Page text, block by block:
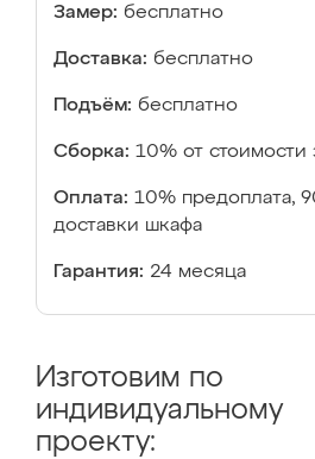
Замер: бесплатно
Доставка: бесплатно
Подъём: бесплатно
Сборка: 10% от стоимости
Оплата: 10% предоплата,
доставки шкафа
Гарантия: 24 месяца
Изготовим по
индивидуальному
проекту: